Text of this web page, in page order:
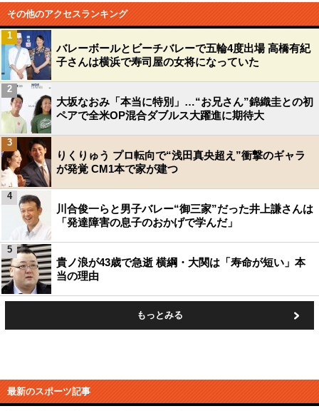
その他のアクセスランキング
バレーボールとビーチバレーで五輪4度出場 高橋有紀
子さんは横浜で寿司屋の女将になっていた
1
大坂なおみ「本当に特別」…“お兄さん”錦織圭との初
ペアで全米OP混合ダブルス大躍進に期待大
2
りくりゅう プロ転向で“浅田真央超え”衝撃のギャラ
が発覚 CM1本で家が建つ
3
川合俊一らと男子バレー“御三家”だった井上謙さんは
「発達障害の息子のおかげで学んだ」
4
貴ノ浪が43歳で急逝 横綱・大関は「寿命が短い」本
当の理由
5
もっとみる
最新のスポーツ記事